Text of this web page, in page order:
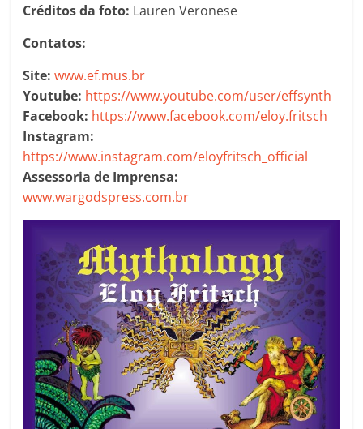
Créditos da foto: Lauren Veronese
Contatos:
Site: www.ef.mus.br
Youtube: https://www.youtube.com/user/effsynth
Facebook: https://www.facebook.com/eloy.fritsch
Instagram:
https://www.instagram.com/eloyfritsch_official
Assessoria de Imprensa:
www.wargodspress.com.br